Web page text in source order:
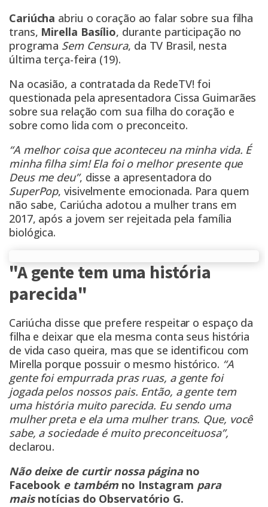
Cariúcha abriu o coração ao falar sobre sua filha
trans, Mirella Basílio, durante participação no
programa Sem Censura, da TV Brasil, nesta
última terça-feira (19).
Na ocasião, a contratada da RedeTV! foi
questionada pela apresentadora Cissa Guimarães
sobre sua relação com sua filha do coração e
sobre como lida com o preconceito.
“A melhor coisa que aconteceu na minha vida. É
minha filha sim! Ela foi o melhor presente que
Deus me deu”, disse a apresentadora do
SuperPop, visivelmente emocionada. Para quem
não sabe, Cariúcha adotou a mulher trans em
2017, após a jovem ser rejeitada pela família
biológica.
"A gente tem uma história
parecida"
Cariúcha disse que prefere respeitar o espaço da
filha e deixar que ela mesma conta seus história
de vida caso queira, mas que se identificou com
Mirella porque possuir o mesmo histórico. “A
gente foi empurrada pras ruas, a gente foi
jogada pelos nossos pais. Então, a gente tem
uma história muito parecida. Eu sendo uma
mulher preta e ela uma mulher trans. Que, você
sabe, a sociedade é muito preconceituosa”,
declarou.
Não deixe de curtir nossa página no
Facebook e também no Instagram para
mais notícias do Observatório G.